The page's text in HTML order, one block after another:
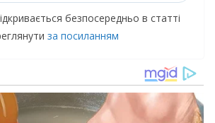
безпосередньо в статті
за посиланням